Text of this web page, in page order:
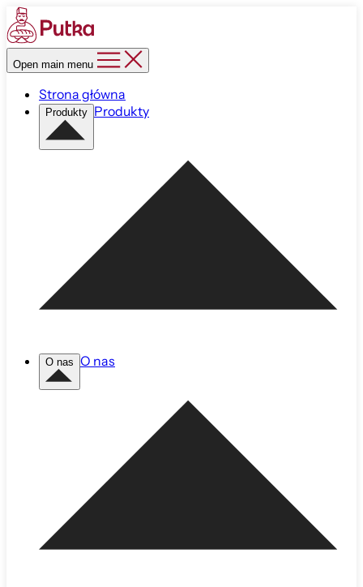
Open main menu
Strona główna
Produkty Produkty
O nas O nas